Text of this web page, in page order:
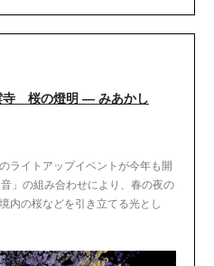
寺 桜の燈明 ― みあかし
ライトアップイベントが今年も開
」の組み合わせにより、春の夜の
内の桜などを引き立てる光とし